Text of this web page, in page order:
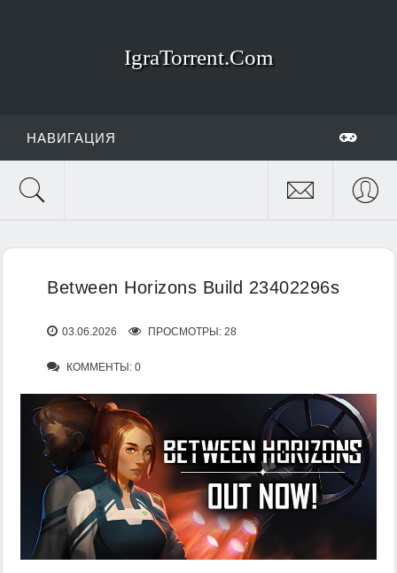
IgraTorrent.Com
НАВИГАЦИЯ
Between Horizons Build 23402296s
03.06.2026 ПРОСМОТРЫ: 28
КОММЕНТЫ: 0